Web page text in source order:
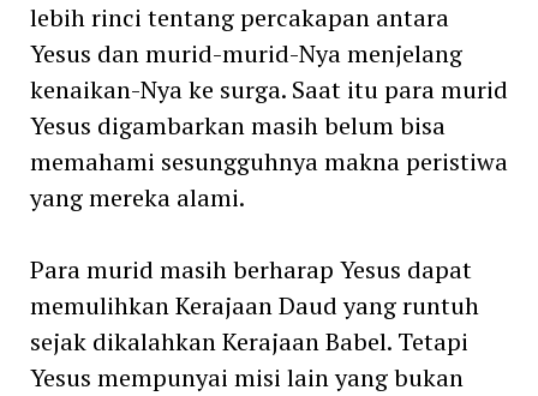
lebih rinci tentang percakapan antara
Yesus dan murid-murid-Nya menjelang
kenaikan-Nya ke surga. Saat itu para murid
Yesus digambarkan masih belum bisa
memahami sesungguhnya makna peristiwa
yang mereka alami.
Para murid masih berharap Yesus dapat
memulihkan Kerajaan Daud yang runtuh
sejak dikalahkan Kerajaan Babel. Tetapi
Yesus mempunyai misi lain yang bukan